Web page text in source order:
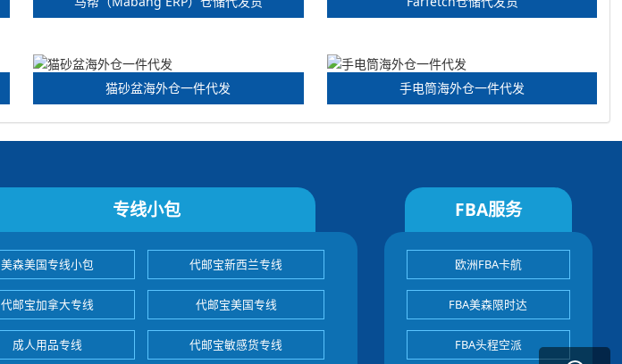
猫砂盆海外仓一件代发 手电筒海外仓一件代发
专线小包
美森美国专线小包 代邮宝新西兰专线
代邮宝加拿大专线 代邮宝美国专线
成人用品专线 代邮宝敏感货专线
FBA服务
欧洲FBA卡航
FBA美森限时达
FBA头程空派